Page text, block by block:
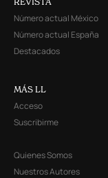
Número actual México
Número actual España
Destacados
MÁS LL
Acceso
Suscribirme
Quienes Somos
Nuestros Autores